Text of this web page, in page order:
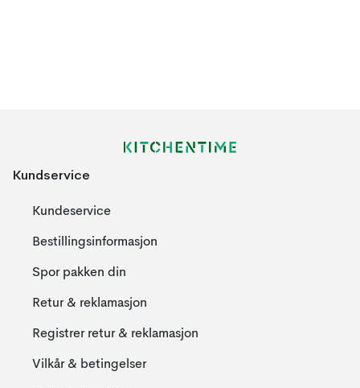
Kundservice
Kundeservice
Bestillingsinformasjon
Spor pakken din
Retur & reklamasjon
Registrer retur & reklamasjon
Vilkår & betingelser